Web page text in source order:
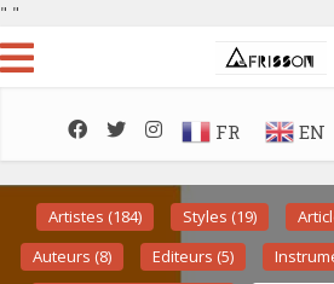
" "
FR EN
Artistes (184) Styles (19)
Auteurs (8)
Editeurs (5)